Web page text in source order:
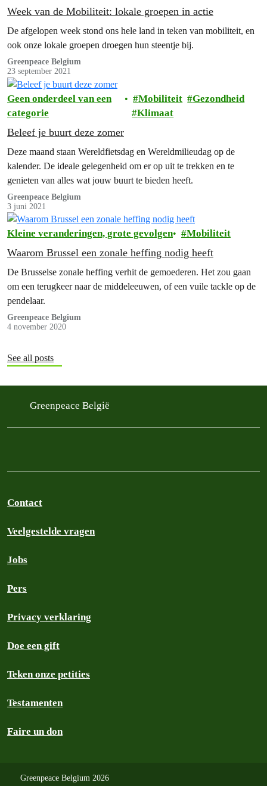
Week van de Mobiliteit: lokale groepen in actie
De afgelopen week stond ons hele land in teken van mobiliteit, en
ook onze lokale groepen droegen hun steentje bij.
Greenpeace Belgium
23 september 2021
Geen onderdeel van een
categorie
Mobiliteit
Gezondheid
Klimaat
Beleef je buurt deze zomer
Deze maand staan Wereldfietsdag en Wereldmilieudag op de
kalender. De ideale gelegenheid om er op uit te trekken en te
genieten van alles wat jouw buurt te bieden heeft.
Greenpeace Belgium
3 juni 2021
Kleine veranderingen, grote gevolgen Mobiliteit
Waarom Brussel een zonale heffing nodig heeft
De Brusselse zonale heffing verhit de gemoederen. Het zou gaan
om een terugkeer naar de middeleeuwen, of een vuile tackle op de
pendelaar.
Greenpeace Belgium
4 november 2020
See all posts
Greenpeace België
Contact
Veelgestelde vragen
Jobs
Pers
Privacy verklaring
Doe een gift
Teken onze petities
Testamenten
Faire un don
Greenpeace Belgium 2026